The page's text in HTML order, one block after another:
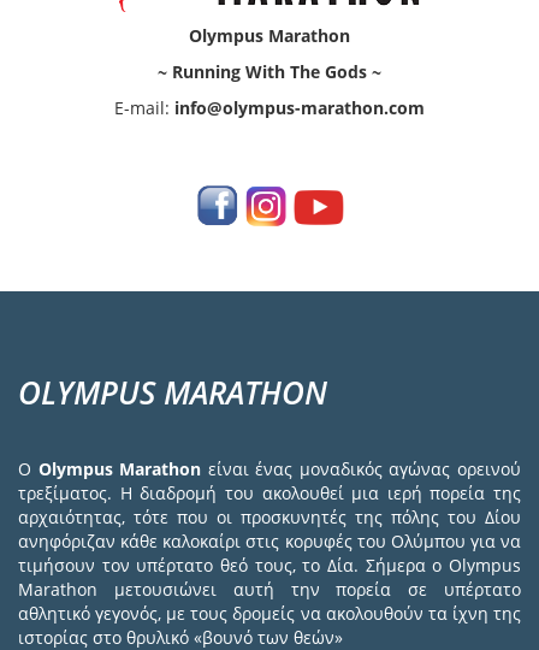
Olympus Marathon
~ Running With The Gods ~
E-mail: info@olympus-marathon.com
OLYMPUS MARATHON
Ο Olympus Marathon είναι ένας μοναδικός αγώνας ορεινού
τρεξίματος. Η διαδρομή του ακολουθεί μια ιερή πορεία της
αρχαιότητας, τότε που οι προσκυνητές της πόλης του Δίου
ανηφόριζαν κάθε καλοκαίρι στις κορυφές του Ολύμπου για να
τιμήσουν τον υπέρτατο θεό τους, το Δία. Σήμερα ο Olympus
Marathon μετουσιώνει αυτή την πορεία σε υπέρτατο
αθλητικό γεγονός, με τους δρομείς να ακολουθούν τα ίχνη της
ιστορίας στο θρυλικό «βουνό των θεών»